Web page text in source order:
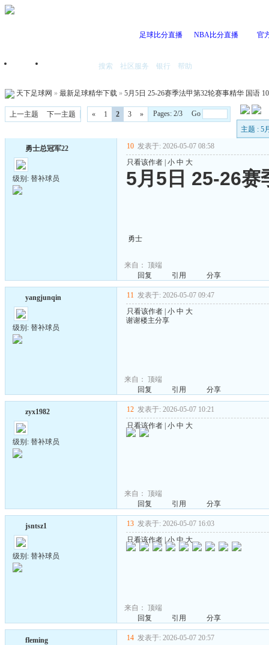
足球比分直播 NBA比分直播 官
首页 搜索 社区服务 银行 帮助
天下足球网 » 最新足球精华下载 » 5月5日 25-26赛季法甲第32轮赛事精华 国语
上一主题 下一主题 « 1 2 3 »
Pages: 2/3 Go
主题 : 5
勇士总冠军22
级别: 替补球员
10 发表于: 2026-05-07 08:58
只看该作者 小 中 大
5月5日 25-26赛
勇士
来自： 顶端
回复
引用 分享
yangjunqin
级别: 替补球员
11 发表于: 2026-05-07 09:47
只看该作者 小 中 大
谢谢楼主分享
来自： 顶端
回复
引用 分享
zyx1982
级别: 替补球员
12 发表于: 2026-05-07 10:21
只看该作者 小 中 大
来自： 顶端
回复
引用 分享
jsntsz1
级别: 替补球员
13 发表于: 2026-05-07 16:03
只看该作者 |小 中 大
来自： 顶端
回复
引用 分享
fleming 14 发表于: 2026-05-07 20:57